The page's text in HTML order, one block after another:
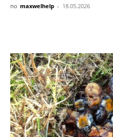
по maxwelhelp - 18.05.2026